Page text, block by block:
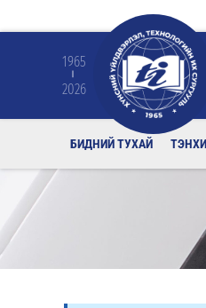
1965
2026
БИДНИЙ ТУХАЙ